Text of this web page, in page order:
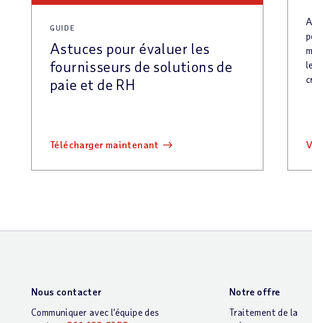
GUIDE
Astuces pour évaluer les
fournisseurs de solutions de
paie et de RH
télécharger maintenant
Nous contacter
Communiquer avec l’équipe des
Notre offre
Traitement de la